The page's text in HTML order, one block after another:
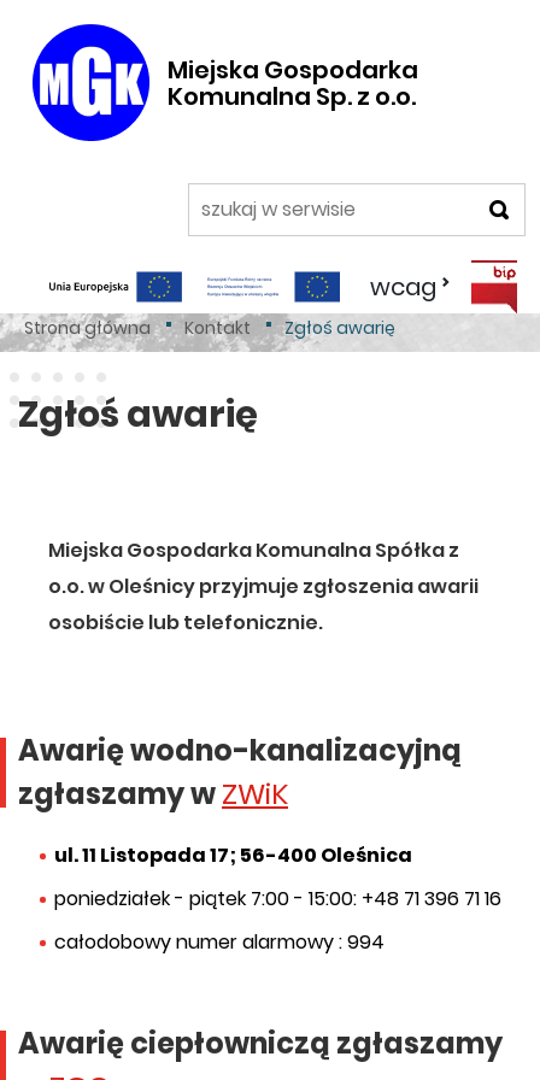
Miejska Gospodarka
Komunalna Sp. z o.o.
szukaj
wcag
Strona główna /
Kontakt /
Zgłoś awarię
Zgłoś awarię
Miejska Gospodarka Komunalna Spółka z
o.o. w Oleśnicy przyjmuje zgłoszenia awarii
osobiście lub telefonicznie.
Awarię wodno-kanalizacyjną
zgłaszamy wZWiK
ul. 11 Listopada 17; 56-400 Oleśnica
poniedziałek - piątek 7:00 - 15:00: +48 71 396 71 16
całodobowy numer alarmowy : 994
Awarię ciepłowniczą zgłaszamy